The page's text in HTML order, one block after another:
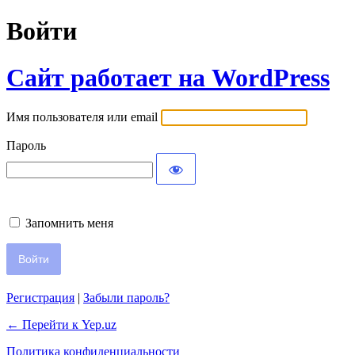
Войти
Сайт работает на WordPress
Имя пользователя или email
Пароль
Запомнить меня
Регистрация | Забыли пароль?
← Перейти к Yep.uz
Политика конфиденциальности